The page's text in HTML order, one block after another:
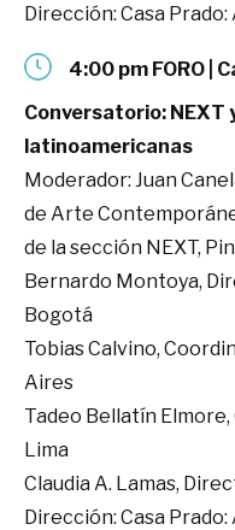
Dirección: Casa
4:00 pm FORO |
Conversatorio: NEXT
latinoamericanas
Moderador: Juan
de Arte
de la sección NEXT,
Bernardo Montoya,
Bogotá
Tobias Calvino,
Aires
Tadeo Bellatín
Lima
Claudia A. Lamas,
Dirección: Casa